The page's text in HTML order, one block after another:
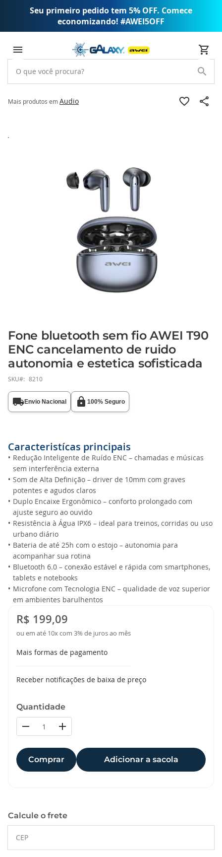
Seu primeiro pedido tem 5% OFF. Comece
economizando! #AWEI5OFF
Mais produtos emAudio
para
Saltar
para
o
início
da
de
imagens
Fone bluetooth sem fio AWEI T90
ENC cancelamento de ruido
autonomia e estetica sofisticada
SKU 8210
Envio Nacional 100% Seguro
Caracteristícas principais
• Redução Inteligente de Ruído ENC – chamadas e músicas
sem interferência externa
• Som de Alta Definição – driver de 10mm com graves
potentes e agudos claros
• Duplo Encaixe Ergonômico – conforto prolongado com
ajuste seguro ao ouvido
• Resistência à Água IPX6 – ideal para treinos, corridas ou uso
urbano diário
• Bateria de até 25h com o estojo – autonomia para
acompanhar sua rotina
• Bluetooth 6.0 – conexão estável e rápida com smartphones,
tablets e notebooks
• Microfone com Tecnologia ENC – qualidade de voz superior
em ambientes barulhentos
R$ 199,09
ou em até 10x com 3% de juros ao mês
Mais formas de pagamento
Receber notificações de baixa de preço
Quantidade
Comprar Adicionar a sacola
Calcule o frete